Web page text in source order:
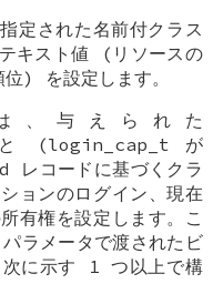
定された名前付クラス
キスト値 (リソースの
) を設定します。
、与えられた
(login_cap_t が
コードに基づくクラ
ョンのログイン、現在
有権を設定します。こ
パラメータで渡されたビ
次に示す 1 つ以上で構